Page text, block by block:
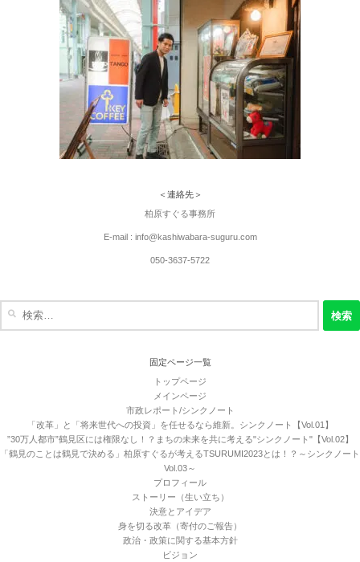
＜連絡先＞
柏原すぐる事務所
E-mail : info@kashiwabara-suguru.com
050-3637-5722
固定ページ一覧
トップページ
メインページ
市政レポート/シンクノート
「改革」と「将来世代への投資」を任せるなら維新。シンクノート【Vol.01】
”30万人都市”鶴見区には権限なし！？まちの未来を共に考える"シンクノート"【Vol.02】
「鶴見のことは鶴見で決める」柏原すぐるが考えるTSURUMI2023とは！？～シンクノート
Vol.03～
プロフィール
ストーリー（生い立ち）
決意とアイデア
身を切る改革（寄付のご報告）
政治・政策に関する基本方針
ビジョン